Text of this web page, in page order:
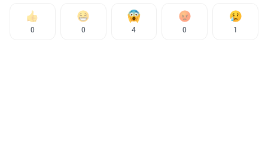
0 0 4 0 1